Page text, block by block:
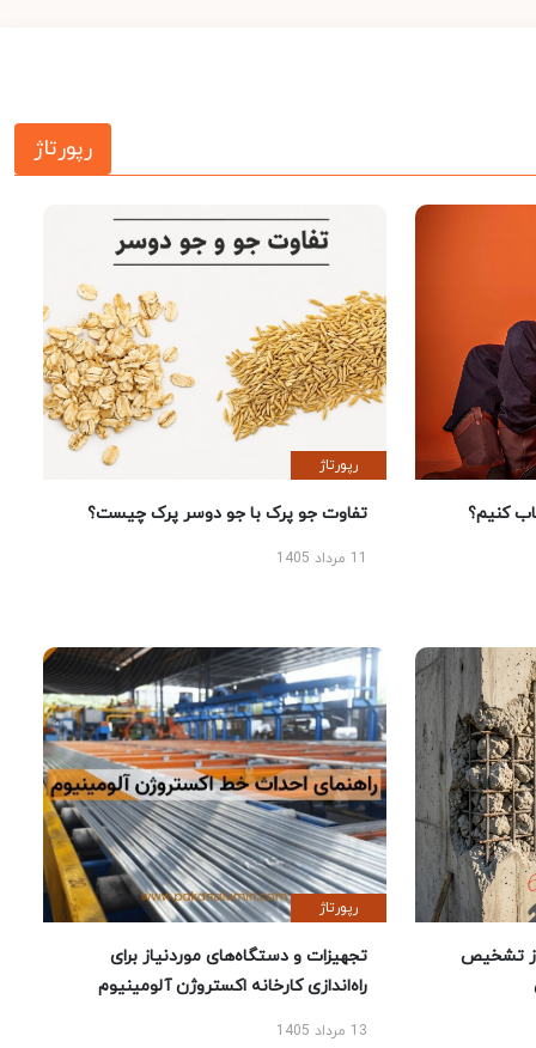
رپورتاژ
کنیم؟
رپورتاژ
تفاوت جو پرک با جو دوسر پرک چیست؟
تشخیص
رپورتاژ
تجهیزات و دستگاه‌های موردنیاز برای
راه‌اندازی کارخانه اکستروژن آلومینیوم
13 مرداد 1405